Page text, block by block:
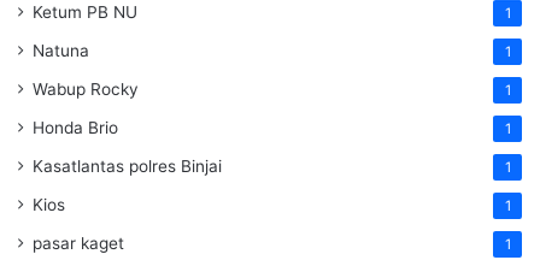
Ketum PB NU 1
Natuna 1
Wabup Rocky 1
Honda Brio 1
Kasatlantas polres Binjai 1
Kios 1
pasar kaget 1